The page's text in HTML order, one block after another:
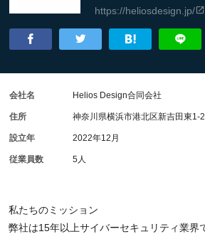
https://heliosdesign.jp/
私たちのミッション
弊社は15年以上サイバーセキュリティ業界
会社名 Helios Design合同会社
住所 神奈川県横浜市港北区新吉田東1-
設立年 2022年12月
従業員数 5人